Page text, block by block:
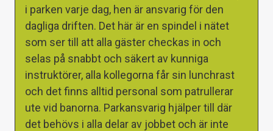
i parken varje dag, hen är ansvarig för den
dagliga driften. Det här är en spindel i nätet
som ser till att alla gäster checkas in och
selas på snabbt och säkert av kunniga
instruktörer, alla kollegorna får sin lunchrast
och det finns alltid personal som patrullerar
ute vid banorna. Parkansvarig hjälper till där
det behövs i alla delar av jobbet och är inte